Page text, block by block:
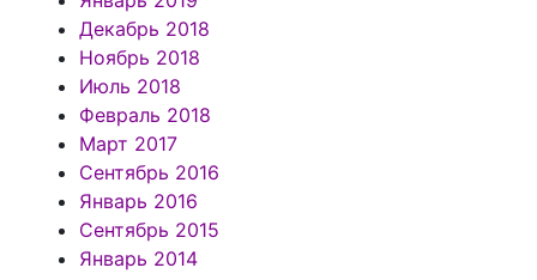
Декабрь 2018
Ноябрь 2018
Июль 2018
Февраль 2018
Март 2017
Сентябрь 2016
Январь 2016
Сентябрь 2015
Январь 2014